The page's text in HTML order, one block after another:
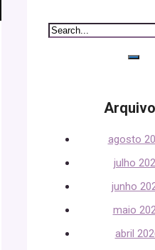
agosto
julho
junho
maio
abril